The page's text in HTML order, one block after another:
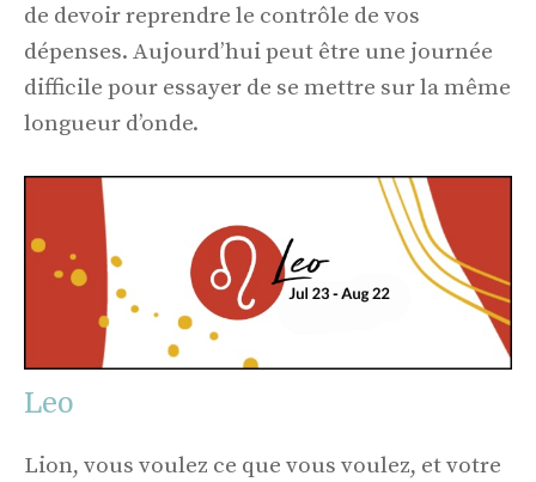
de devoir reprendre le contrôle de vos
dépenses. Aujourd’hui peut être une journée
difficile pour essayer de se mettre sur la même
longueur d’onde.
Leo
Lion, vous voulez ce que vous voulez, et votre